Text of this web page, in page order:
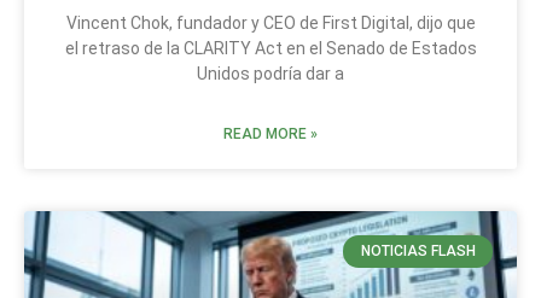
Vincent Chok, fundador y CEO de First Digital, dijo que
el retraso de la CLARITY Act en el Senado de Estados
Unidos podría dar a
READ MORE »
NOTICIAS FLASH